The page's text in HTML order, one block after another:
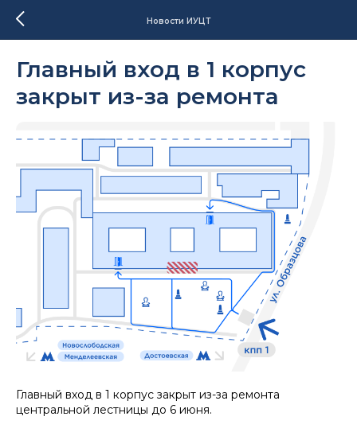
Новости ИУЦТ
Главный вход в 1 корпус
закрыт из-за ремонта
Главный вход в 1 корпус закрыт из-за ремонта
центральной лестницы до 6 июня.